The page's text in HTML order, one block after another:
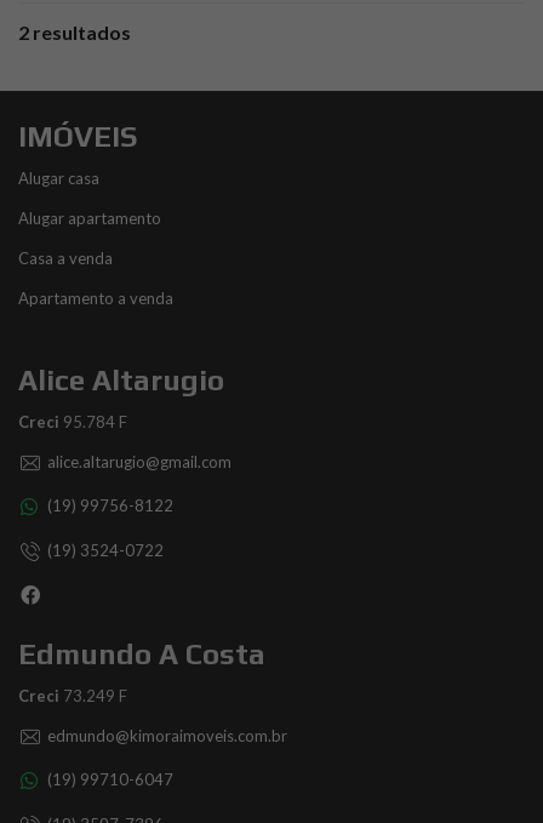
2 resultados
IMÓVEIS
Alugar casa
Alugar apartamento
Casa a venda
Apartamento a venda
Alice Altarugio
Creci 95.784 F
alice.altarugio@gmail.com
(19) 99756-8122
(19) 3524-0722
Edmundo A Costa
Creci 73.249 F
edmundo@kimoraimoveis.com.br
(19) 99710-6047